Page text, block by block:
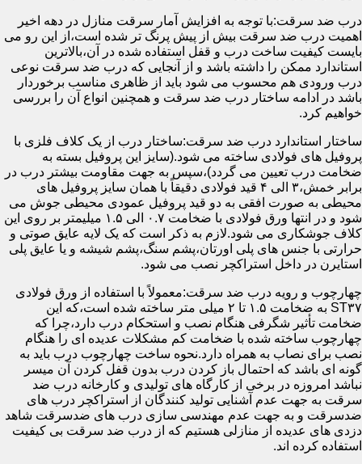
درب ضد سرقت:با توجه به افزایش آمار سرقت منازل در دهه اخیر
اهمیت درب ضد سرقت بیش از پیش پرنگ تر شده است،از این رو می
بایست کیفیت ساخت درب و قفل استفاده شده در آن،بالاترین
استاندارد ممکن را داشته باشد و از آنجایی که درب ضد سرقت نوعی
درب ورودی هم محسوب می شود باید از ظاهری مناسب برخوردار
باشد در ادامه ساختار درب ضد سرقت و همچنین انواع آن را بررسی
خواهیم کرد.
ساختار استاندارد درب ضد سرقت:ساختار درب از یک کلاف فلزی با
پروفیل های فولادی ساخته می شود.(سایز این پروفیل بسته به
ضخامت درب تعیین می گردد)،سپس به جهت مقاومت بیشتر درب در
برابر خمش،۳ الی ۴ قید فولادی دقیقاً با همان سایز پروفیل های
محیطی به صورت افقی به دو قید پروفیل عمودی محیطی جوش می
شود و در انتها ورق فولادی با ضخامت ۰.۷ الی ۱.۵ میلیمتر بر روی این
کلاف جوشکاری می شود.لازم به ذکر است که یک لایه عایق صوتی و
حرارتی با جنس های پلی اورتان،پشم سنگ،پشم شیشه و یا عایق پلی
استایرن در داخل استراکچر نصب می شود.
چهارچوب و رویه درب ضد سرقت:معمولاً با استفاده از ورق فولادی
ST۳۷ به ضخامت ۱.۵ تا ۲ میلی متر ساخته شده است،که این
ضخامت تأثیر شگرفی هنگام نصب و استحکام درب دارد،چرا که
چهارچوب ساخته شده با ضخامت کم مشکلات عدیده ای را هنگام
نصب برای نصاب به همراه دارد.نحوه ساخت چهارچوب درب باید به
گونه ای باشد که احتمال باز کردن درب بدون قفل کردن آن میسر
نباشد امروزه در برخی از کارگاه های تولیدی و کارخانه درب ضد
سرقت به جهت عدم آشنایی تولید کنندگان از استراکچر درب های
ضدسرقت و به جهت عدم مهندسی سازی درب های ضدسرقت شاهد
دزدی های عدیده از منازلی هستیم که از درب ضد سرقت بی کیفیت
استفاده کرده اند.